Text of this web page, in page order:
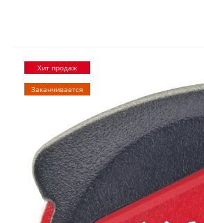
Хит продаж
Заканчивается